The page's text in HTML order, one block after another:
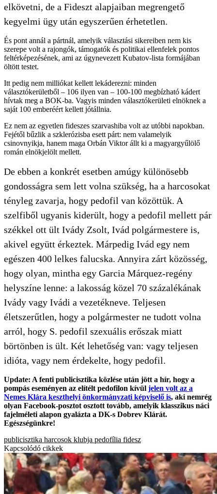
elkövetni, de a Fideszt alapjaiban megrengető
kegyelmi ügy után egyszerűen érhetetlen.
És pont annál a pártnál, amelyik választási sikereiben nem kis
szerepe volt a rajongók, támogatók és politikai ellenfelek pontos
feltérképezésének, ami az úgynevezett Kubatov-lista formájában
öltött testet.
Itt pedig nem milliókat kellett lekáderezni: minden
választókerületből – 106 ilyen van – 100-100 megbízható kádert
hívtak meg a BOK-ba. Vagyis minden választókerületi elnöknek a
saját 100 emberéért kellett jótállnia.
Ez nem az egyetlen fideszes szarvashiba volt az utóbbi napokban.
Fejétől bűzlik a szklerózisba esett párt: nem valamelyik
csinovnyikja, hanem maga Orbán Viktor állt ki a magyargyűlölő
román elnökjelölt mellett.
De ebben a konkrét esetben amúgy különösebb
gondosságra sem lett volna szükség, ha a harcosokat
tényleg zavarja, hogy pedofil van közöttük. A
szelfiből ugyanis kiderült, hogy a pedofil mellett pár
székkel ott ült Ivády Zsolt, Ivád polgármestere is,
akivel együtt érkeztek. Márpedig Ivád egy nem
egészen 400 lelkes falucska. Annyira zárt közösség,
hogy olyan, mintha egy Garcia Márquez-regény
helyszíne lenne: a lakosság közel 70 százalékának
Ivády vagy Ivádi a vezetékneve. Teljesen
életszerűtlen, hogy a polgármester ne tudott volna
arról, hogy S. pedofil szexuális erőszak miatt
börtönben is ült. Két lehetőség van: vagy teljesen
idióta, vagy nem érdekelte, hogy pedofil.
Update: A fenti publicisztika közlése után jött a hír, hogy a
pompás eseményen az elítélt pedofilon kívül jelen volt az a
Nemes Klára keszthelyi önkormányzati képviselő is, aki nemrég
olyan Facebook-posztot osztott tovább, amelyik klasszikus náci
fajelméleti alapon gyalázta a DK-s Dobrev Klárát.
Egészségünkre!
publicisztika harcosok klubja pedofília fidesz
Kapcsolódó cikkek